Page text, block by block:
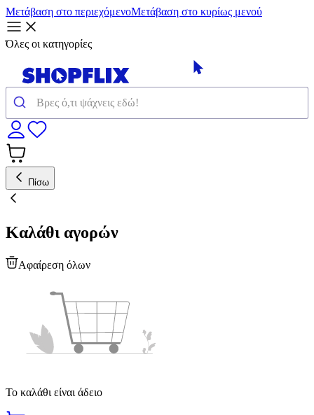
Μετάβαση στο περιεχόμενοΜετάβαση στο κυρίως μενού
Όλες οι κατηγορίες
Πίσω
Καλάθι αγορών
Αφαίρεση όλων
Το καλάθι είναι άδειο